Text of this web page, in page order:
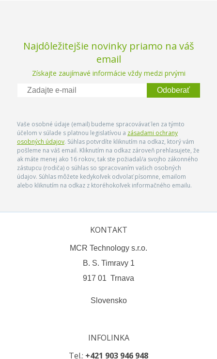
Najdôležitejšie novinky priamo na váš
email
Získajte zaujímavé informácie vždy medzi prvými
Odoberať
Vaše osobné údaje (email) budeme spracovávať len za týmto
účelom v súlade s platnou legislatívou a zásadami ochrany
osobných údajov. Súhlas potvrdíte kliknutím na odkaz, ktorý vám
pošleme na váš email. Kliknutím na odkaz zároveň prehlasujete, že
ak máte menej ako 16 rokov, tak ste požiadal/a svojho zákonného
zástupcu (rodiča) o súhlas so spracovaním vašich osobných
údajov. Súhlas môžete kedykoľvek odvolať písomne, emailom
alebo kliknutím na odkaz z ktoréhokoľvek informačného emailu.
KONTAKT
MCR Technology s.r.o.
B. S. Timravy 1
917 01 Trnava
Slovensko
INFOLINKA
Tel.: +421 903 946 948